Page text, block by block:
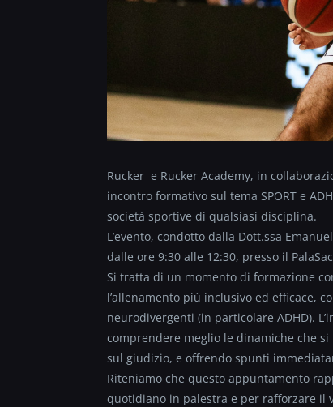
Rucker e Rucker Academy, in
incontro formativo sul tema SPORT e
società sportive di qualsiasi disciplina.
L’evento, condotto dalla Dott.ssa
dalle ore 9:30 alle 12:30, presso il
Si tratta di un momento di formazione
l’allenamento più inclusivo ed efficace,
neurodivergenti (in particolare ADHD).
comprendere meglio le dinamiche che
sul giudizio, e offrendo spunti
Riteniamo che questo appuntamento
quotidiano in palestra e per rafforzare il